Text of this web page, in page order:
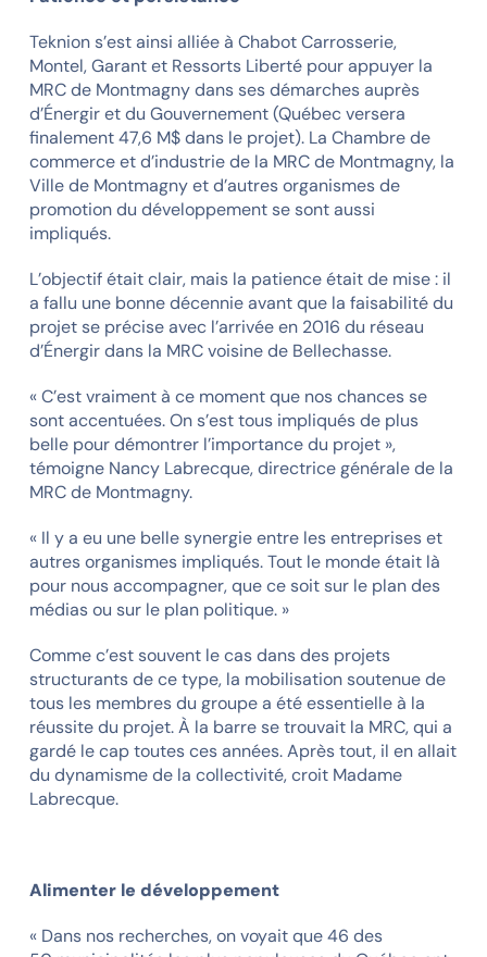
Teknion s’est ainsi alliée à Chabot Carrosserie,
Montel, Garant et Ressorts Liberté pour appuyer la
MRC de Montmagny dans ses démarches auprès
d’Énergir et du Gouvernement (Québec versera
finalement 47,6 M$ dans le projet). La Chambre de
commerce et d’industrie de la MRC de Montmagny, la
Ville de Montmagny et d’autres organismes de
promotion du développement se sont aussi
impliqués.
L’objectif était clair, mais la patience était de mise : il
a fallu une bonne décennie avant que la faisabilité du
projet se précise avec l’arrivée en 2016 du réseau
d’Énergir dans la MRC voisine de Bellechasse.
« C’est vraiment à ce moment que nos chances se
sont accentuées. On s’est tous impliqués de plus
belle pour démontrer l’importance du projet »,
témoigne Nancy Labrecque, directrice générale de la
MRC de Montmagny.
« Il y a eu une belle synergie entre les entreprises et
autres organismes impliqués. Tout le monde était là
pour nous accompagner, que ce soit sur le plan des
médias ou sur le plan politique. »
Comme c’est souvent le cas dans des projets
structurants de ce type, la mobilisation soutenue de
tous les membres du groupe a été essentielle à la
réussite du projet. À la barre se trouvait la MRC, qui a
gardé le cap toutes ces années. Après tout, il en allait
du dynamisme de la collectivité, croit Madame
Labrecque.
Alimenter le développement
« Dans nos recherches, on voyait que 46 des